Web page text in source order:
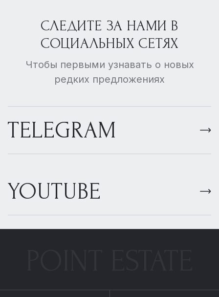
СЛЕДИТЕ ЗА НАМИ В
СОЦИАЛЬНЫХ СЕТЯХ
Чтобы первыми узнавать о новых
редких предложениях
TELEGRAM
YOUTUBE